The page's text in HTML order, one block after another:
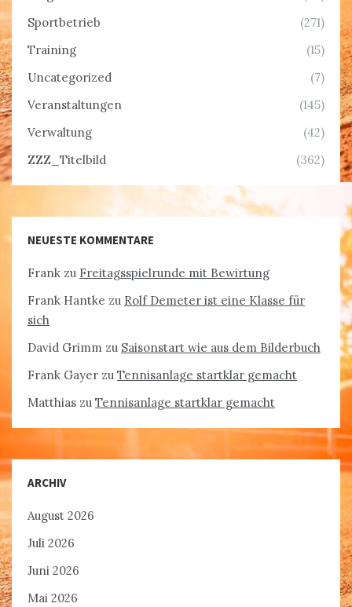
Sportbetrieb
(271)
Training
(15)
Uncategorized
(7)
Veranstaltungen
(145)
Verwaltung
(42)
ZZZ_Titelbild
(362)
NEUESTE KOMMENTARE
Frank zu Freitagsspielrunde mit Bewirtung
Frank Hantke zu Rolf Demeter ist eine Klasse für
sich
David Grimm zu Saisonstart wie aus dem Bilderbuch
Frank Gayer zu Tennisanlage startklar gemacht
Matthias zu Tennisanlage startklar gemacht
ARCHIV
August 2026
Juli 2026
Juni 2026
Mai 2026